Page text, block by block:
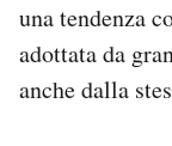
una tendenza
adottata da
anche dalla